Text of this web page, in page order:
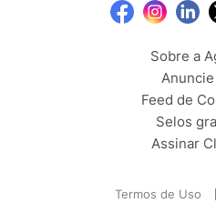
Sobre a
Feed de
Selos
Assinar
Termos de Uso